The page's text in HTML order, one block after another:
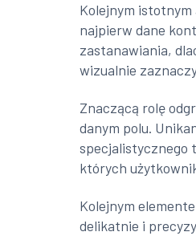
Kolejnym
najpierw dane
zastanawiania,
wizualnie
Znaczącą rolę
danym polu.
specjalistycznego
których
Kolejnym
delikatnie i